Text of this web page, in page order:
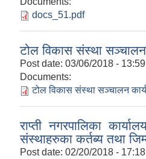
docs_51.pdf
टोल विकास संस्था सञ्चालन
Post date: 03/06/2018 - 13:59
Documents:
टोल विकास संस्था सञ्चालन
राप्ती नगरपालिका
संस्थाहरुका कर्तब्य तथा
Post date: 02/20/2018 - 17:18